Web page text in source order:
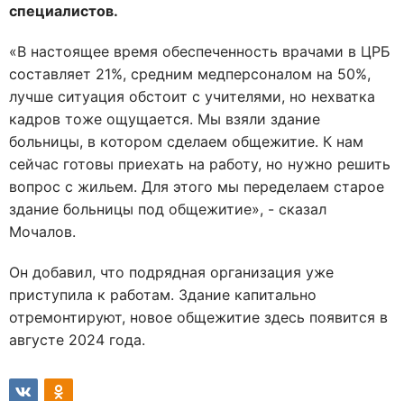
специалистов.
«В настоящее время обеспеченность врачами в ЦРБ
составляет 21%, средним медперсоналом на 50%,
лучше ситуация обстоит с учителями, но нехватка
кадров тоже ощущается. Мы взяли здание
больницы, в котором сделаем общежитие. К нам
сейчас готовы приехать на работу, но нужно решить
вопрос с жильем. Для этого мы переделаем старое
здание больницы под общежитие», - сказал
Мочалов.
Он добавил, что подрядная организация уже
приступила к работам. Здание капитально
отремонтируют, новое общежитие здесь появится в
августе 2024 года.